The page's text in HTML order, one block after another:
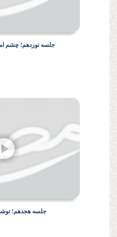
جلسه نوزدهم؛ چشم
جلسه هجدهم؛